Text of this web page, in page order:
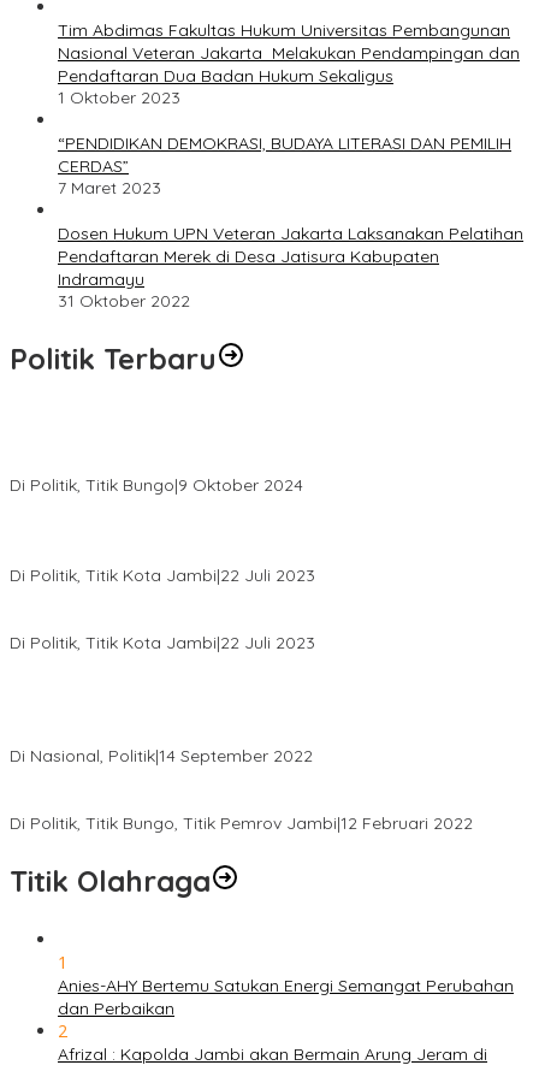
Tim Abdimas Fakultas Hukum Universitas Pembangunan
Nasional Veteran Jakarta Melakukan Pendampingan dan
Pendaftaran Dua Badan Hukum Sekaligus
1 Oktober 2023
“PENDIDIKAN DEMOKRASI, BUDAYA LITERASI DAN PEMILIH
CERDAS”
7 Maret 2023
Dosen Hukum UPN Veteran Jakarta Laksanakan Pelatihan
Pendaftaran Merek di Desa Jatisura Kabupaten
Indramayu
31 Oktober 2022
Politik Terbaru
Di Politik, Titik Bungo|9 Oktober 2024
Di Politik, Titik Kota Jambi|22 Juli 2023
Di Politik, Titik Kota Jambi|22 Juli 2023
Di Nasional, Politik|14 September 2022
Di Politik, Titik Bungo, Titik Pemrov Jambi|12 Februari 2022
Titik Olahraga
1
Anies-AHY Bertemu Satukan Energi Semangat Perubahan
dan Perbaikan
2
Afrizal : Kapolda Jambi akan Bermain Arung Jeram di